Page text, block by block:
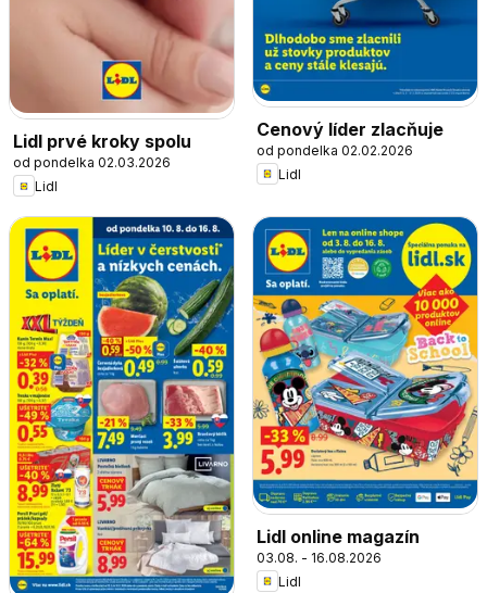
Lidl prvé kroky spolu
od pondelka 02.03.2026
Lidl
Cenový líder zlacňuje
od pondelka 02.02.2026
Lidl
Lidl online magazín
03.08. - 16.08.2026
Lidl